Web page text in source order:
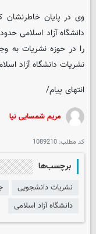
وی در پایان خاطرنشان
دانشگاه آزاد اسلامی
را در حوزه نشریات به
نشریات دانشگاه آزاد
انتهای پیام/
مریم شمسایی نیا
کد مطلب: 1089210
برچسب‌ها
نشریات دانشجویی
دانشگاه آزاد اسلامی